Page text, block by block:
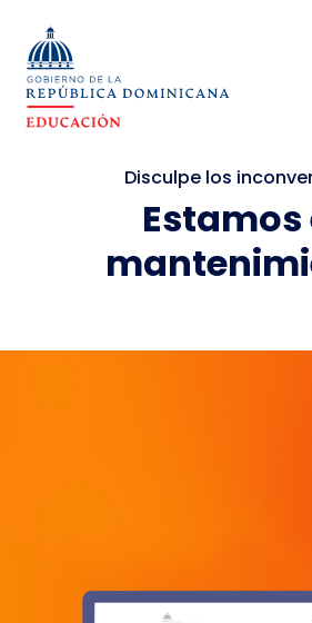
Disculpe los
Estamos